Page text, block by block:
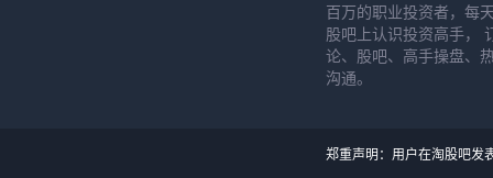
百万的职业投资者，每
股吧上认识投资高手，
论、股吧、高手操盘、
沟通。
郑重声明：用户在淘股吧发